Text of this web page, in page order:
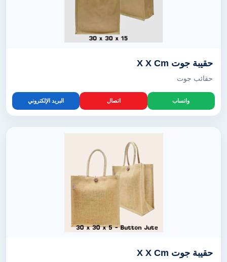
حقيبة جوت X X Cm
حقائب جوت
واتساب اتصال البريد الإلكتروني
حقيبة جوت X X Cm